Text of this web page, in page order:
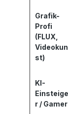
Grafik-
Profi
(FLUX,
Videokun
st)
KI-
Einsteige
r / Gamer